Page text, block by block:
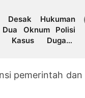
Desak Hukuman
Oknum Polisi
Kasus Dugaan
pemerintah